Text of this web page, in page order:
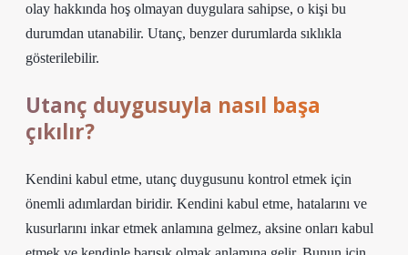
olay hakkında hoş olmayan duygulara sahipse, o kişi bu
durumdan utanabilir. Utanç, benzer durumlarda sıklıkla
gösterilebilir.
Utanç duygusuyla nasıl başa
çıkılır?
Kendini kabul etme, utanç duygusunu kontrol etmek için
önemli adımlardan biridir. Kendini kabul etme, hatalarını ve
kusurlarını inkar etmek anlamına gelmez, aksine onları kabul